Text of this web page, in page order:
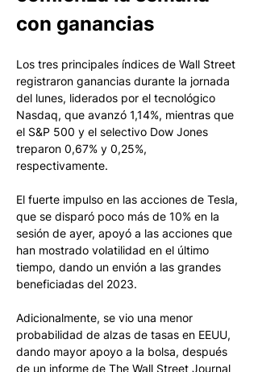
con ganancias
Los tres principales índices de Wall Street
registraron ganancias durante la jornada
del lunes, liderados por el tecnológico
Nasdaq, que avanzó 1,14%, mientras que
el S&P 500 y el selectivo Dow Jones
treparon 0,67% y 0,25%,
respectivamente.
El fuerte impulso en las acciones de Tesla,
que se disparó poco más de 10% en la
sesión de ayer, apoyó a las acciones que
han mostrado volatilidad en el último
tiempo, dando un envión a las grandes
beneficiadas del 2023.
Adicionalmente, se vio una menor
probabilidad de alzas de tasas en EEUU,
dando mayor apoyo a la bolsa, después
de un informe de The Wall Street Journal